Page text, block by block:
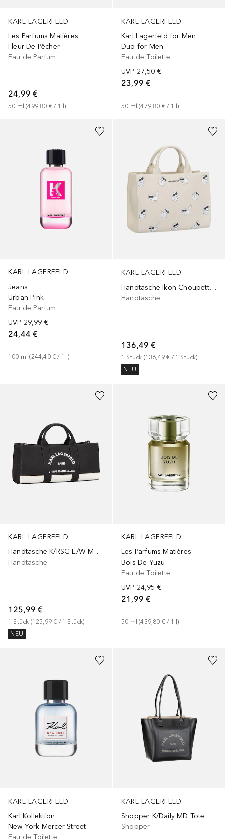
KARL LAGERFELD
Les Parfums Matières
Fleur De Pêcher
Eau de Parfum
24,99 €
50 ml (499,80 € / 1 l)
KARL LAGERFELD
Karl Lagerfeld for Men
Duo for Men
Eau de Toilette
UVP 27,50 €
23,99 €
50 ml (479,80 € / 1 l)
KARL LAGERFELD
Jeans
Urban Pink
Eau de Parfum
UVP 29,99 €
24,44 €
100 ml (244,40 € / 1 l)
1Größe
KARL LAGERFELD
Handtasche Ikon Choupette MD Square Tote
Handtasche
136,49 €
1 Stück (136,49 € / 1 Stück)
NEU
KARL LAGERFELD
Handtasche K/RSG E/W Magazine Tote
Handtasche
125,99 €
1 Stück (125,99 € / 1 Stück)
NEU
KARL LAGERFELD
Les Parfums Matières
Bois De Yuzu
Eau de Toilette
UVP 24,95 €
21,99 €
50 ml (439,80 € / 1 l)
KARL LAGERFELD
Karl Kollektion
New York Mercer Street
Eau de Toilette
KARL LAGERFELD
Shopper K/Daily MD Tote
Shopper